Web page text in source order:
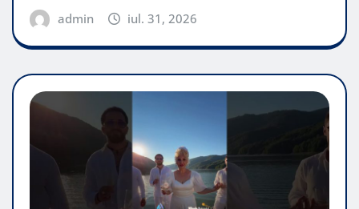
admin iul. 31, 2026